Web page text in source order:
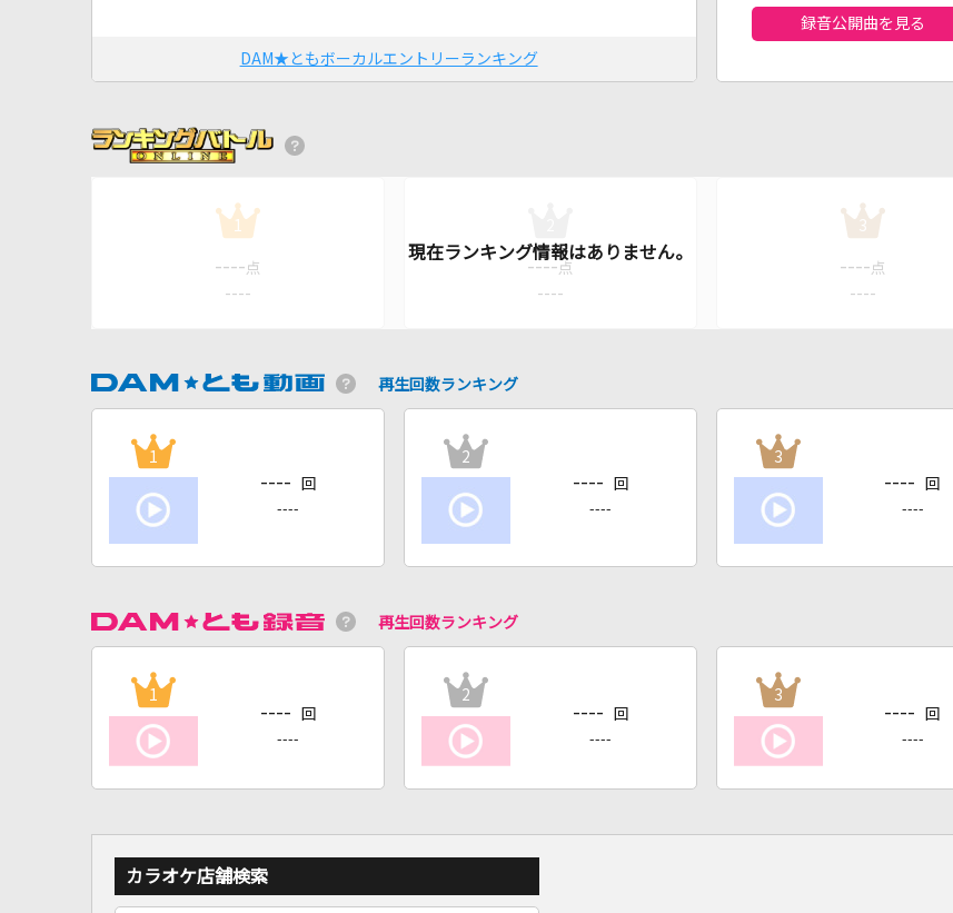
DAM★ともボーカルエントリーランキング
録音公開曲を見る
1
---- 点
----
---- 点
----
3
---- 点
----
再生回数ランキング
1
---- 回
----
2
---- 回
----
3
---- 回
----
再生回数ランキング
1
---- 回
----
2
---- 回
----
3
---- 回
----
カラオケ店舗検索